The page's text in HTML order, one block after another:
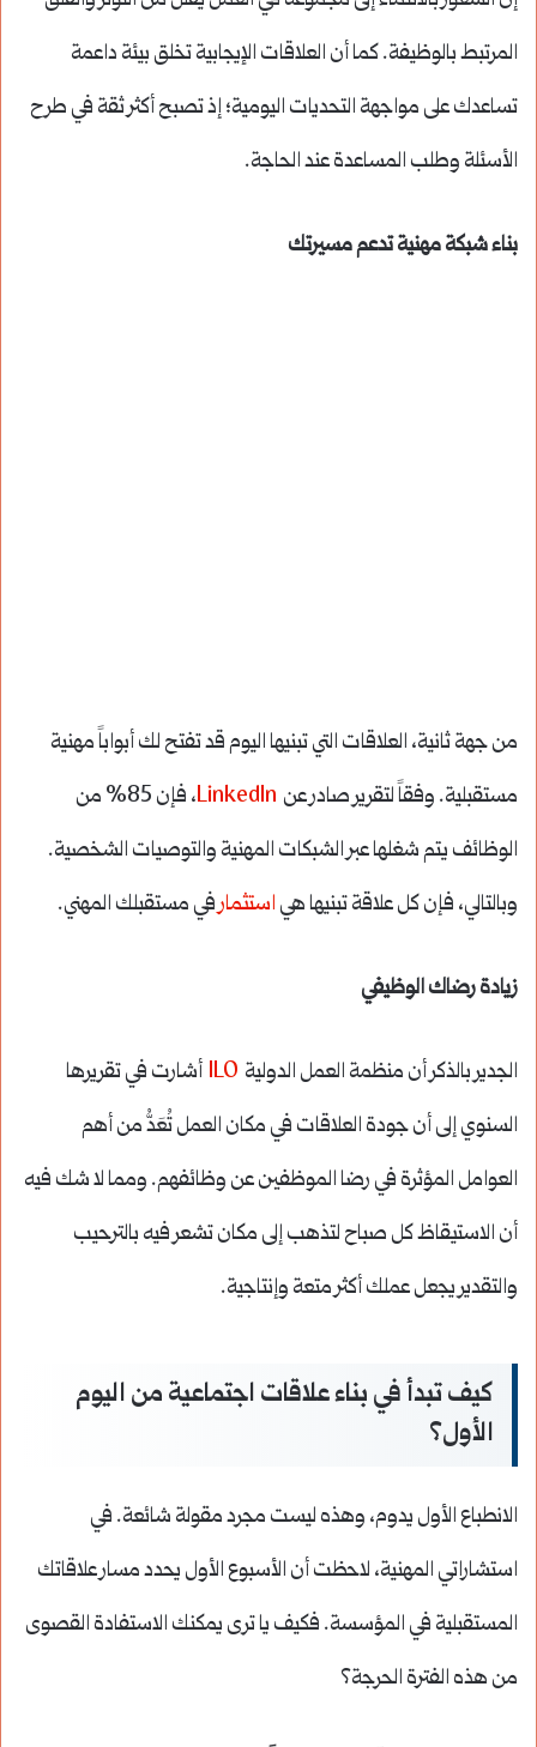
المرتبط بالوظيفة. كما أن العلاقات الإيجابية تخلق بيئة داعمة
تساعدك على مواجهة التحديات اليومية؛ إذ تصبح أكثر ثقة في طرح
الأسئلة وطلب المساعدة عند الحاجة.
بناء شبكة مهنية تدعم مسيرتك
من جهة ثانية، العلاقات التي تبنيها اليوم قد تفتح لك أبواباً مهنية
مستقبلية. وفقاً لتقرير صادر عن LinkedIn
، فإن 85% من
الوظائف يتم شغلها عبر الشبكات المهنية والتوصيات الشخصية.
وبالتالي، فإن كل علاقة تبنيها هي استثمارفي مستقبلك المهني.
زيادة رضاك الوظيفي
الجدير بالذكر أن منظمة العمل الدولية ILO أشارت في تقريرها
السنوي إلى أن جودة العلاقات في مكان العمل تُعَدُّ من أهم
العوامل المؤثرة في رضا الموظفين عن وظائفهم. ومما لا شك فيه
أن الاستيقاظ كل صباح لتذهب إلى مكان تشعر فيه بالترحيب
والتقدير يجعل عملك أكثر متعة وإنتاجية.
كيف تبدأ في بناء علاقات اجتماعية من اليوم
الأول؟
الانطباع الأول يدوم، وهذه ليست مجرد مقولة شائعة. في
استشاراتي المهنية، لاحظت أن الأسبوع الأول يحدد مسار علاقاتك
المستقبلية في المؤسسة. فكيف يا ترى يمكنك الاستفادة القصوى
من هذه الفترة الحرجة؟